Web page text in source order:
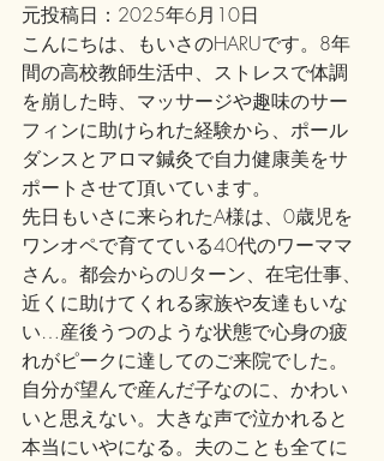
元投稿日：2025年6月10日
こんにちは、もいさのHARUです。8年
間の高校教師生活中、ストレスで体調
を崩した時、マッサージや趣味のサー
フィンに助けられた経験から、ポール
ダンスとアロマ鍼灸で自力健康美をサ
ポートさせて頂いています。
先日もいさに来られたA様は、0歳児を
ワンオペで育てている40代のワーママ
さん。都会からのUターン、在宅仕事、
近くに助けてくれる家族や友達もいな
い…産後うつのような状態で心身の疲
れがピークに達してのご来院でした。
自分が望んで産んだ子なのに、かわい
いと思えない。大きな声で泣かれると
本当にいやになる。夫のことも全てに